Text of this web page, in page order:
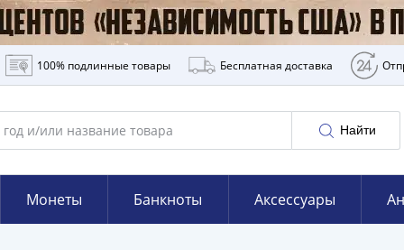
100% подлинные товары Бесплатная доставка
Найти
Монеты Банкноты Аксессуары